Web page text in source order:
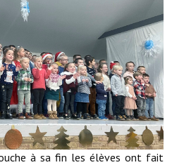
à sa fin les élèves ont fait